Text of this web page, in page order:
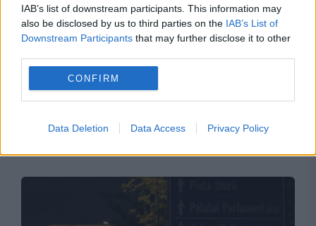
IAB’s list of downstream participants. This information may
also be disclosed by us to third parties on the IAB’s List of
Downstream Participants that may further disclose it to other
CONFIRM
Data Deletion Data Access Privacy Policy
SPORT
Plan național de urgență în energie. Ilie Bolojan